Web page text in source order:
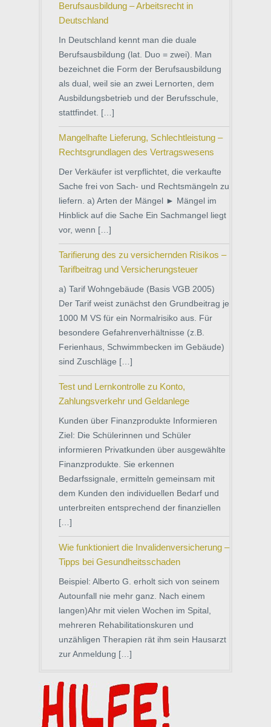
Berufsausbildung – Arbeitsrecht in
Deutschland
In Deutschland kennt man die duale
Berufsausbildung (lat. Duo = zwei). Man
bezeichnet die Form der Berufsausbildung
als dual, weil sie an zwei Lernorten, dem
Ausbildungsbetrieb und der Berufsschule,
stattfindet. […]
Mangelhafte Lieferung, Schlechtleistung –
Rechtsgrundlagen des Vertragswesens
Der Verkäufer ist verpflichtet, die verkaufte
Sache frei von Sach- und Rechtsmängeln zu
liefern. a) Arten der Mängel ► Mängel im
Hinblick auf die Sache Ein Sachmangel liegt
vor, wenn […]
Tarifierung des zu versichernden Risikos –
Tarifbeitrag und Versicherungsteuer
a) Tarif Wohngebäude (Basis VGB 2005)
Der Tarif weist zunächst den Grundbeitrag je
1000 M VS für ein Normalrisiko aus. Für
besondere Gefahrenverhältnisse (z.B.
Ferienhaus, Schwimmbecken im Gebäude)
sind Zuschläge […]
Test und Lernkontrolle zu Konto,
Zahlungsverkehr und Geldanlege
Kunden über Finanzprodukte Informieren
Ziel: Die Schülerinnen und Schüler
informieren Privatkunden über ausgewählte
Finanzprodukte. Sie erkennen
Bedarfssignale, ermitteln gemeinsam mit
dem Kunden den individuellen Bedarf und
unterbreiten entsprechend der finanziellen
[…]
Wie funktioniert die Invalidenversicherung –
Tipps bei Gesundheitsschaden
Beispiel: Alberto G. erholt sich von seinem
Autounfall nie mehr ganz. Nach einem
langen)Ahr mit vielen Wochen im Spital,
mehreren Rehabilitationskuren und
unzähligen Therapien rät ihm sein Hausarzt
zur Anmeldung […]